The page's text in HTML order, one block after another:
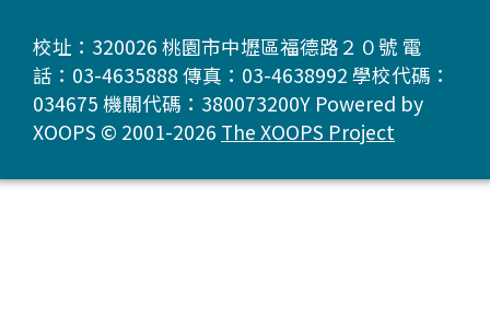
校址：320026 桃園市中壢區福德路２０號 電
話：03-4635888 傳真：03-4638992 學校代碼：
034675 機關代碼：380073200Y Powered by
XOOPS © 2001-2026 The XOOPS Project